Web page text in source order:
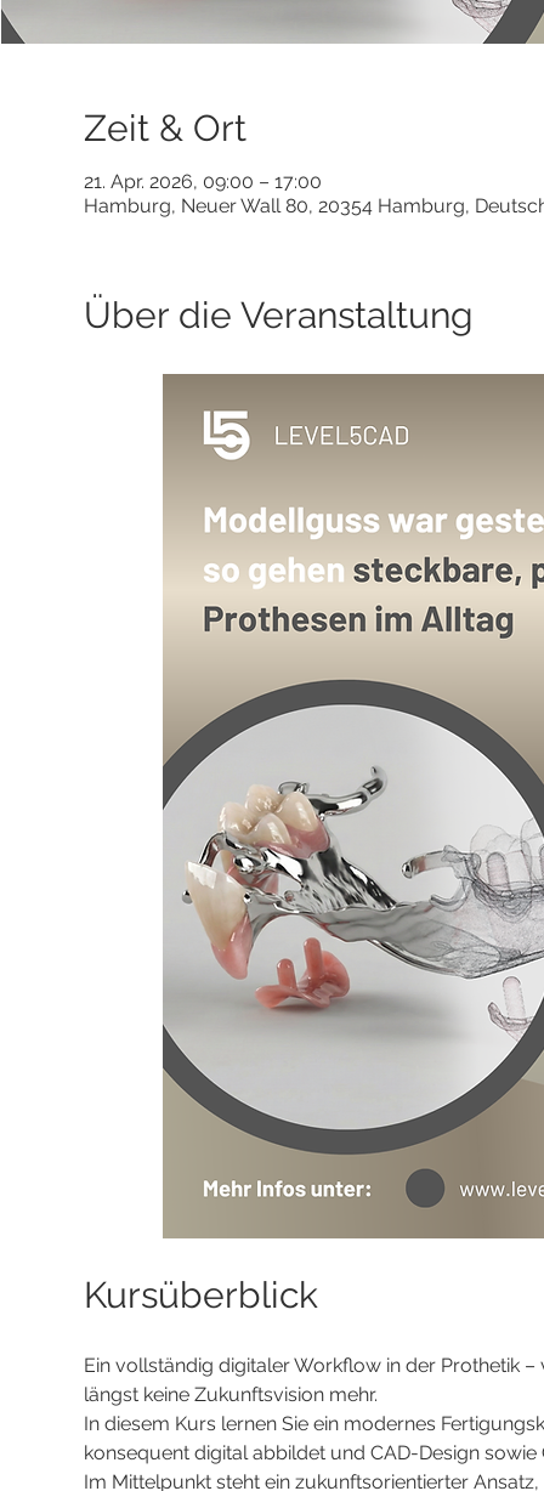
Zeit & Ort
21. Apr. 2026, 09:00 – 17:00
Hamburg, Neuer Wall 80, 20354 Hamburg,
Über die Veranstaltung
Kursüberblick
Ein vollständig digitaler Workflow in der Prothetik
längst keine Zukunftsvision mehr.
In diesem Kurs lernen Sie ein modernes
konsequent digital abbildet und CAD-Design
Im Mittelpunkt steht ein zukunftsorientierter